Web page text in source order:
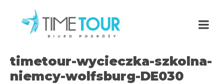
timetour-wycieczka-szkolna-
niemcy-wolfsburg-DE030